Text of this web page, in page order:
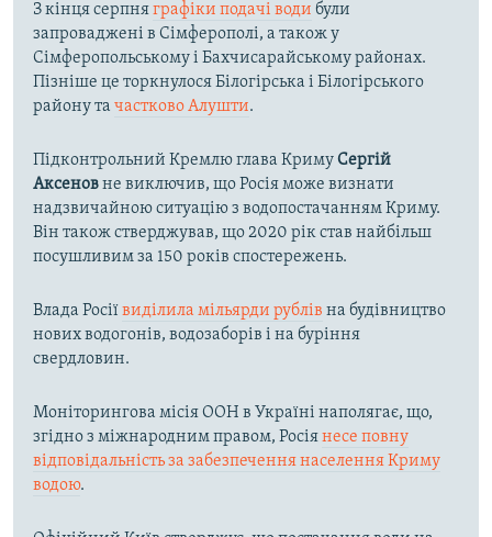
З кінця серпняграфіки подачі води були
запроваджені в Сімферополі, а також у
Сімферопольському і Бахчисарайському районах.
Пізніше це торкнулося Білогірська і Білогірського
району та частково Алушти.
Підконтрольний Кремлю глава КримуСергій
Аксеновне виключив, що Росія може визнати
надзвичайною ситуацію з водопостачанням Криму.
Він також стверджував, що 2020 рік став найбільш
посушливим за 150 років спостережень.
Влада Росіївиділила мільярди рублів на будівництво
нових водогонів, водозаборів і на буріння
свердловин.
Моніторингова місія ООН в Україні наполягає, що,
згідно з міжнародним правом, Росіянесе повну
відповідальність за забезпечення населення Криму
водою.